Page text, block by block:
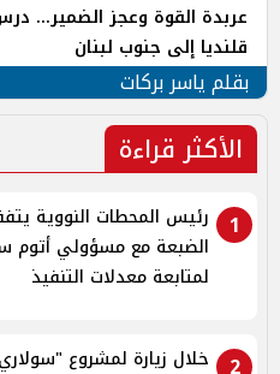
عربدة القوة وعجز الضمير...
قلنديا إلى جنوب لبنان
بقلم ياسر بركات
الأكثر قراءة
1
رئيس المحطات النووية
الضبعة مع مسؤولي أتوم
لمتابعة معدلات التنفيذ
خلال زيارة لمشروع